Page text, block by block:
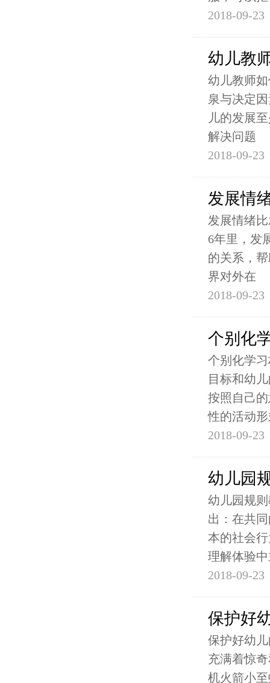
2018-09-23
幼儿教
幼儿教师
泉与决定
儿的发展
解决问题
2018-09-23
发展情
发展情绪
6年里，发
的关系，
界对外在
2018-09-23
个别化
个别化学
目标和幼
按照自己
性的活动
2018-09-23
幼儿园
幼儿园规
出：在共
本的社会
理解体验
2018-09-23
保护好
保护好幼
充满着惊
机火箭小